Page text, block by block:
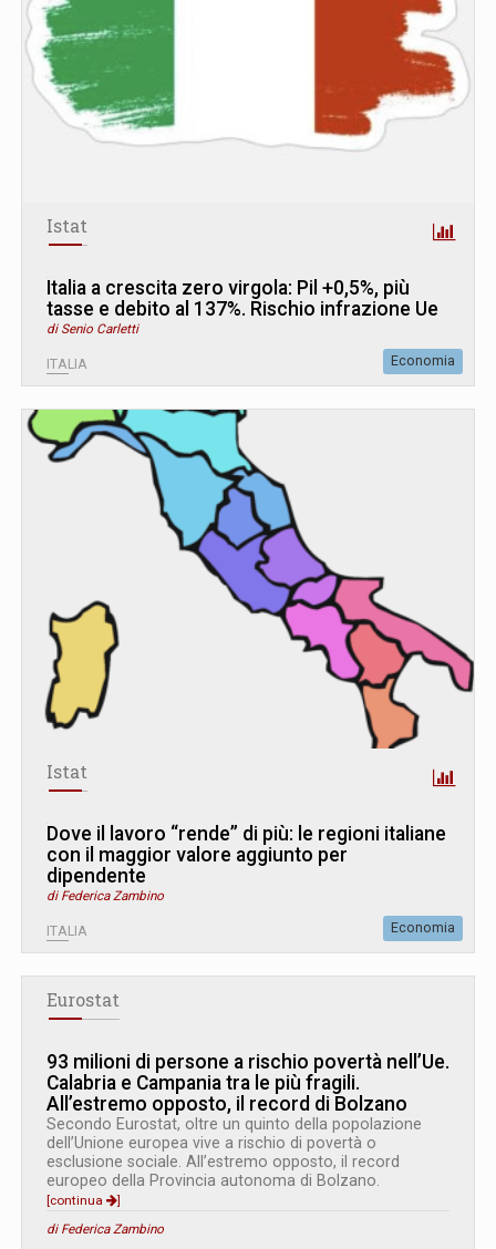
Istat
Italia a crescita zero virgola: Pil +0,5%, più
tasse e debito al 137%. Rischio infrazione Ue
di Senio Carletti
ITALIA Economia
Istat
Dove il lavoro “rende” di più: le regioni italiane
con il maggior valore aggiunto per
dipendente
di Federica Zambino
ITALIA Economia
Eurostat
93 milioni di persone a rischio povertà nell’Ue.
Calabria e Campania tra le più fragili.
All’estremo opposto, il record di Bolzano
Secondo Eurostat, oltre un quinto della popolazione
dell’Unione europea vive a rischio di povertà o
esclusione sociale. All’estremo opposto, il record
europeo della Provincia autonoma di Bolzano.
[continua
]
di Federica Zambino